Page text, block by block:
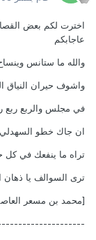
اخترت لكم بعض
عاجابكم
والله ما ستانس وينساح
واشوف حيران النياق
في مجلس والربع ربع
ان جاك خطو السهدلي
تراه ما ينفعك في كل
ترى السوالف يا ذهان
[محمد بن مسعر